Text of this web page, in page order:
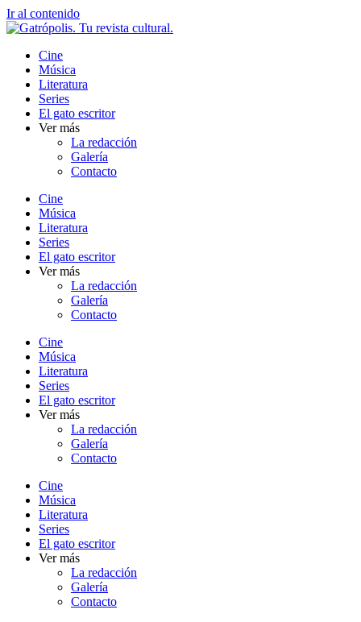
Ir al contenido
Cine
Música
Literatura
Series
El gato escritor
Ver más
La redacción
Galería
Contacto
Cine
Música
Literatura
Series
El gato escritor
Ver más
La redacción
Galería
Contacto
Cine
Música
Literatura
Series
El gato escritor
Ver más
La redacción
Galería
Contacto
Cine
Música
Literatura
Series
El gato escritor
Ver más
La redacción
Galería
Contacto